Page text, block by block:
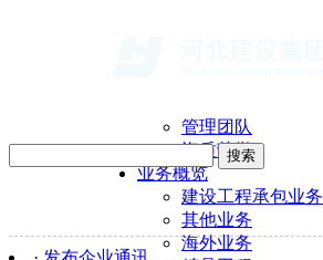
管理团队
资质荣誉
业务概览
建设工程承包业务
其他业务
海外业务
搜索